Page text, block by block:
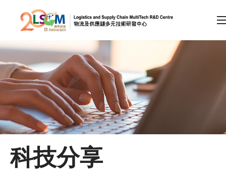
跳到內容（按回車鍵）
會員登入
A EN 繁 简
主頁
關於LSCM
科技分享